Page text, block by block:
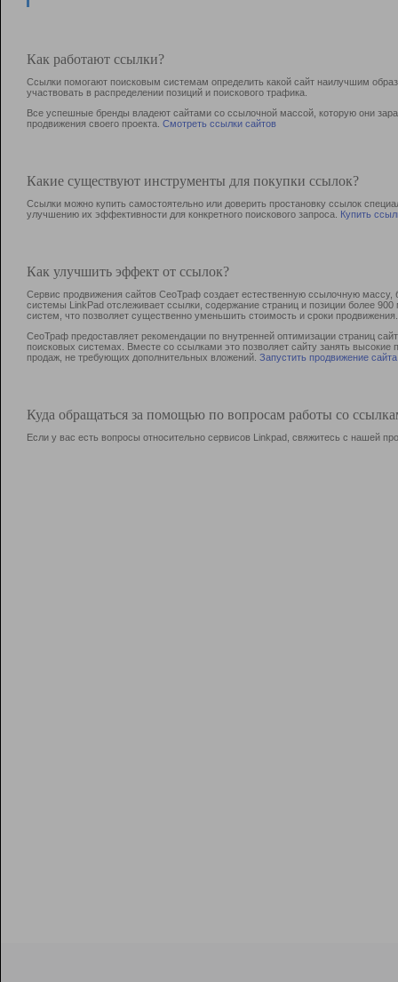
Как работают ссылки?
Ссылки помогают поисковым системам определить какой сайт наилучшим
участвовать в раcпределении позиций и поискового трафика.
Все успешные бренды владеют сайтами со ссылочной массой, которую они
продвижения своего проекта. Смотреть ссылки сайтов
Какие существуют инструменты для покупки ссылок?
Ссылки можно купить самостоятельно или доверить простановку ссылок
улучшению их эффективности для конкретного поискового запроса. Купить
Как улучшить эффект от ссылок?
Сервис продвижения сайтов СеоТраф создает естественную ссылочную
системы LinkPad отслеживает ссылки, содержание страниц и позиции более
систем, что позволяет существенно уменьшить стоимость и сроки продвижения.
СеоТраф предоставляет рекомендации по внутренней оптимизации страниц
поисковых системах. Вместе со ссылками это позволяет сайту занять
продаж, не требующих дополнительных вложений. Запустить продвижение сайта
Куда обращаться за помощью по вопросам работы со
Если у вас есть вопросы относительно сервисов Linkpad, свяжитесь с нашей